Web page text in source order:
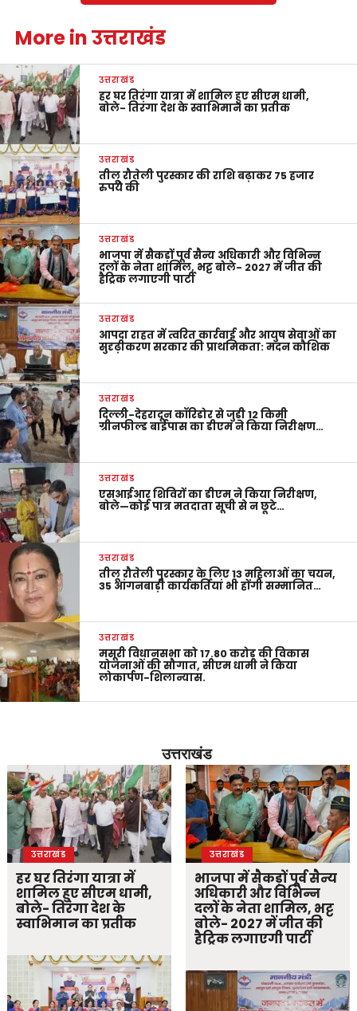
More in उत्तराखंड
उत्तराखंड
हर घर तिरंगा यात्रा में शामिल हुए सीएम धामी,
बोले- तिरंगा देश के स्वाभिमान का प्रतीक
उत्तराखंड
तीलू रौतेली पुरस्कार की राशि बढ़ाकर 75 हजार
रुपये की
उत्तराखंड
भाजपा में सैकड़ों पूर्व सैन्य अधिकारी और विभिन्न
दलों के नेता शामिल, भट्ट बोले- 2027 में जीत की
हैट्रिक लगाएगी पार्टी
उत्तराखंड
आपदा राहत में त्वरित कार्रवाई और आयुष सेवाओं का
सुदृढ़ीकरण सरकार की प्राथमिकता: मदन कौशिक
उत्तराखंड
दिल्ली-देहरादून कॉरिडोर से जुड़ी 12 किमी
ग्रीनफील्ड बाईपास का डीएम ने किया निरीक्षण…
उत्तराखंड
एसआईआर शिविरों का डीएम ने किया निरीक्षण,
बोले—कोई पात्र मतदाता सूची से न छूटे…
उत्तराखंड
तीलू रौतेली पुरस्कार के लिए 13 महिलाओं का चयन,
35 आंगनबाड़ी कार्यकर्तियां भी होंगी सम्मानित…
उत्तराखंड
मसूरी विधानसभा को 17.80 करोड़ की विकास
योजनाओं की सौगात, सीएम धामी ने किया
लोकार्पण-शिलान्यास.
उत्तराखंड
उत्तराखंड
हर घर तिरंगा यात्रा में
शामिल हुए सीएम धामी,
बोले- तिरंगा देश के
स्वाभिमान का प्रतीक
उत्तराखंड
भाजपा में सैकड़ों पूर्व सैन्य
अधिकारी और विभिन्न
दलों के नेता शामिल, भट्ट
बोले- 2027 में जीत की
हैट्रिक लगाएगी पार्टी